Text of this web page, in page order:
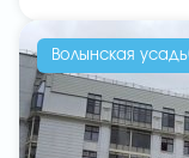
Волынская